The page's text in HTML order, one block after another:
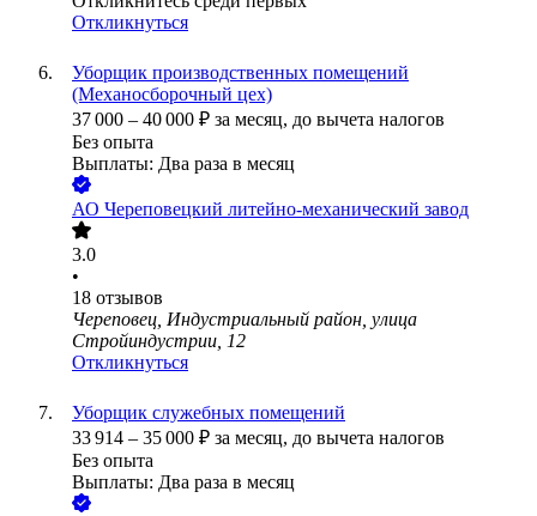
Откликнуться
Уборщик производственных помещений
(Механосборочный цех)
37 000 – 40 000 ₽ за месяц, до вычета налогов
Без опыта
Выплаты: Два раза в месяц
АО Череповецкий литейно-механический завод
3.0
•
18 отзывов
Череповец, Индустриальный район, улица
Стройиндустрии, 12
Откликнуться
Уборщик служебных помещений
33 914 – 35 000 ₽ за месяц, до вычета налогов
Без опыта
Выплаты: Два раза в месяц